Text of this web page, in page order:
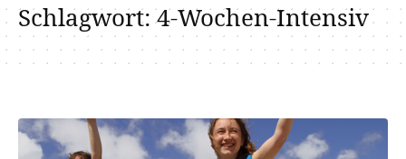
Schlagwort:4-Wochen-Intensiv